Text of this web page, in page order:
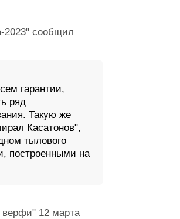
2023" сообщил
гарантии,
ряд
Такую же
Касатонов",
тылового
построенными на
верфи" 12 марта